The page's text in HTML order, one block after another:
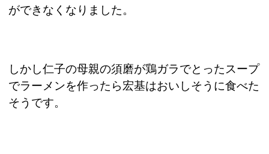
ができなくなりました。
しかし仁子の母親の須磨が鶏ガラでとったスープ
でラーメンを作ったら宏基はおいしそうに食べた
そうです。